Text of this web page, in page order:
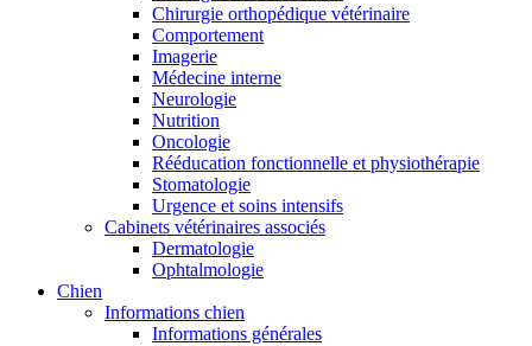
Chirurgie orthopédique vétérinaire
Comportement
Imagerie
Médecine interne
Neurologie
Nutrition
Oncologie
Rééducation fonctionnelle et physiothérapie
Stomatologie
Urgence et soins intensifs
Cabinets vétérinaires associés
Dermatologie
Ophtalmologie
Chien
Informations chien
Informations générales